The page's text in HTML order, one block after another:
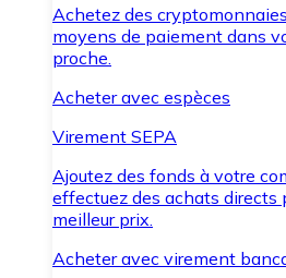
Achetez des
moyens de paiement dans
proche.
Acheter avec espèces
Virement SEPA
Ajoutez des fonds à votre
effectuez des achats directs
meilleur prix.
Acheter avec virement